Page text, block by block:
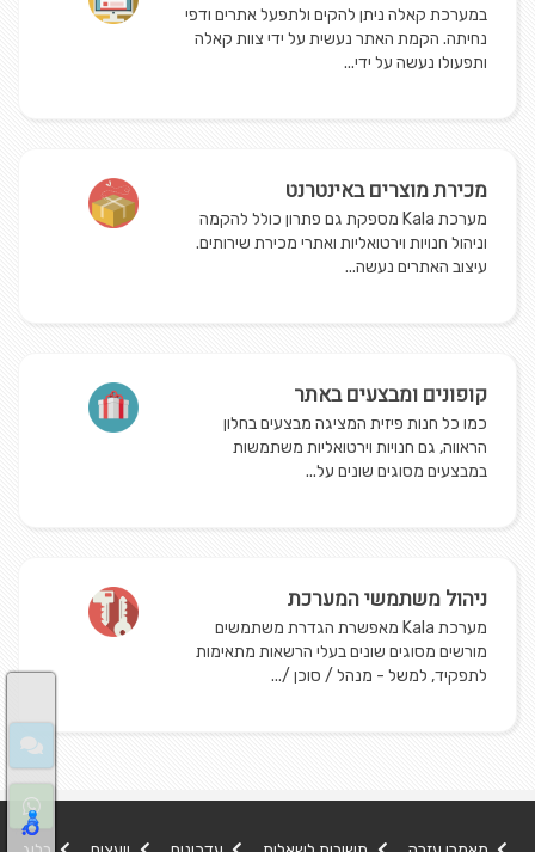
במערכת קאלה ניתן להקים ולתפעל אתרים ודפי
נחיתה. הקמת האתר נעשית על ידי צוות קאלה
ותפעולו נעשה על ידי...
מכירת מוצרים באינטרנט
מערכת Kala מספקת גם פתרון כולל להקמה
וניהול חנויות וירטואליות ואתרי מכירת שירותים.
עיצוב האתרים נעשה...
קופונים ומבצעים באתר
כמו כל חנות פיזית המציגה מבצעים בחלון
הראווה, גם חנויות וירטואליות משתמשות
במבצעים מסוגים שונים על...
ניהול משתמשי המערכת
מערכת Kala מאפשרת הגדרת משתמשים
מורשים מסוגים שונים בעלי הרשאות מתאימות
לתפקיד, למשל - מנהל / סוכן /...